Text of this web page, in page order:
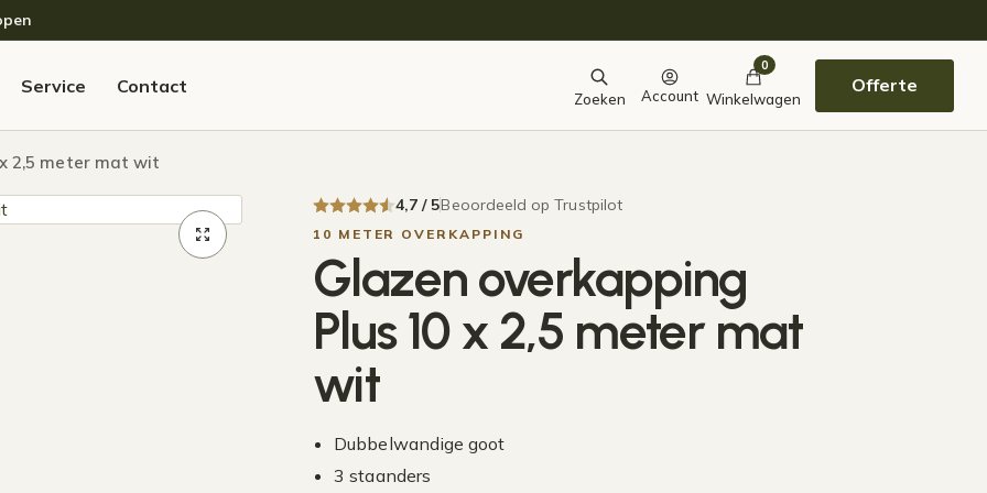
Service Contact
Zoeken Account
0
Winkelwagen
Offerte
2,5 meter mat wit
4,7 / 5Beoordeeld op Trustpilot
10 METER OVERKAPPING
Glazen overkapping
Plus 10 x 2,5 meter mat
wit
Dubbelwandige goot
3 staanders